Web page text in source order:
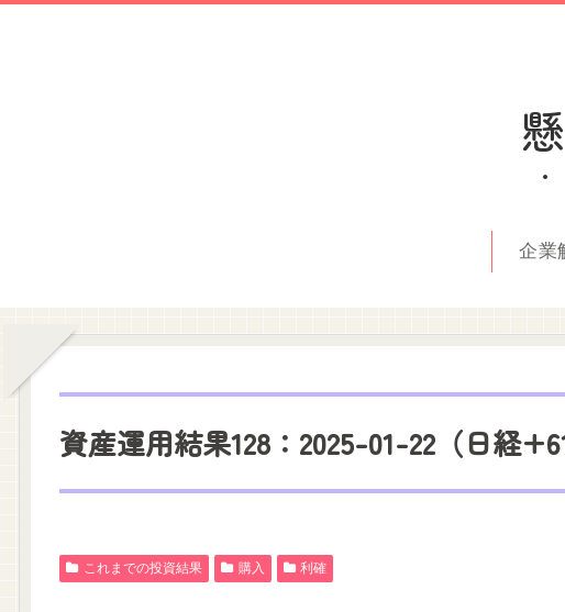
企業
資産運用結果128：2025-01-22（日経
これまでの投資結果 購入 利確